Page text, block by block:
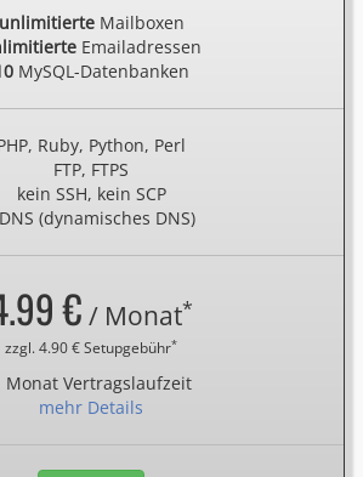
unlimitierteMailboxen
Emailadressen
MySQL-Datenbanken
Ruby, Python, Perl
FTP, FTPS
kein SSH, kein SCP
(dynamisches DNS)
€ / Monat*
zzgl. 4.90 € Setupgebühr*
Monat Vertragslaufzeit
mehr Details